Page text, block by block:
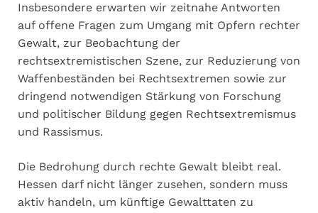
Insbesondere erwarten wir zeitnahe Antworten
auf offene Fragen zum Umgang mit Opfern rechter
Gewalt, zur Beobachtung der
rechtsextremistischen Szene, zur Reduzierung von
Waffenbeständen bei Rechtsextremen sowie zur
dringend notwendigen Stärkung von Forschung
und politischer Bildung gegen Rechtsextremismus
und Rassismus.
Die Bedrohung durch rechte Gewalt bleibt real.
Hessen darf nicht länger zusehen, sondern muss
aktiv handeln, um künftige Gewalttaten zu